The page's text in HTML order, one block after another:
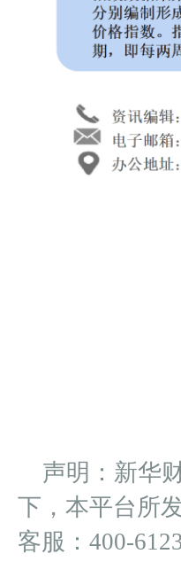
声明：新华
下，本平台所
客服：400-